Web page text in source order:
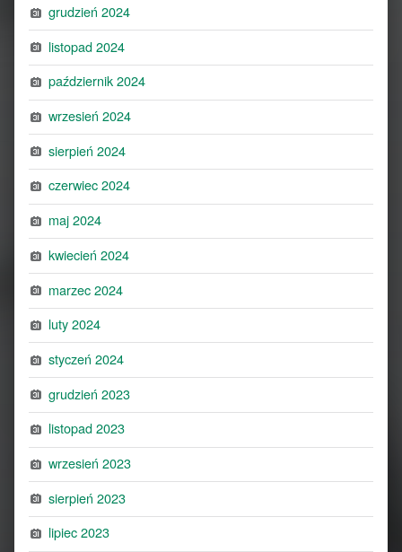
grudzień 2024
listopad 2024
październik 2024
wrzesień 2024
sierpień 2024
czerwiec 2024
maj 2024
kwiecień 2024
marzec 2024
luty 2024
styczeń 2024
grudzień 2023
listopad 2023
wrzesień 2023
sierpień 2023
lipiec 2023